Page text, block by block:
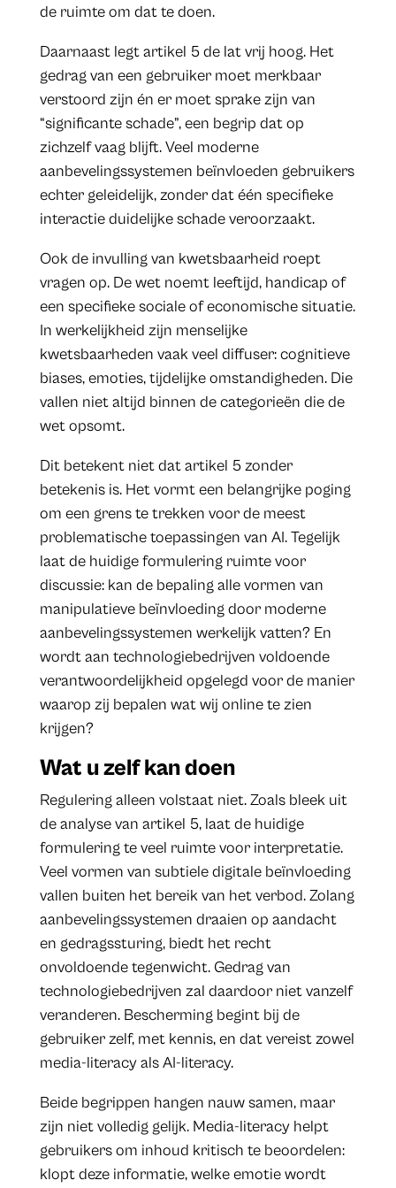
de ruimte om dat te doen.
Daarnaast legt artikel 5 de lat vrij hoog. Het
gedrag van een gebruiker moet merkbaar
verstoord zijn én er moet sprake zijn van
“significante schade”, een begrip dat op
zichzelf vaag blijft. Veel moderne
aanbevelingssystemen beïnvloeden gebruikers
echter geleidelijk, zonder dat één specifieke
interactie duidelijke schade veroorzaakt.
Ook de invulling van kwetsbaarheid roept
vragen op. De wet noemt leeftijd, handicap of
een specifieke sociale of economische situatie.
In werkelijkheid zijn menselijke
kwetsbaarheden vaak veel diffuser: cognitieve
biases, emoties, tijdelijke omstandigheden. Die
vallen niet altijd binnen de categorieën die de
wet opsomt.
Dit betekent niet dat artikel 5 zonder
betekenis is. Het vormt een belangrijke poging
om een grens te trekken voor de meest
problematische toepassingen van AI. Tegelijk
laat de huidige formulering ruimte voor
discussie: kan de bepaling alle vormen van
manipulatieve beïnvloeding door moderne
aanbevelingssystemen werkelijk vatten? En
wordt aan technologiebedrijven voldoende
verantwoordelijkheid opgelegd voor de manier
waarop zij bepalen wat wij online te zien
krijgen?
Wat u zelf kan doen
Regulering alleen volstaat niet. Zoals bleek uit
de analyse van artikel 5, laat de huidige
formulering te veel ruimte voor interpretatie.
Veel vormen van subtiele digitale beïnvloeding
vallen buiten het bereik van het verbod. Zolang
aanbevelingssystemen draaien op aandacht
en gedragssturing, biedt het recht
onvoldoende tegenwicht. Gedrag van
technologiebedrijven zal daardoor niet vanzelf
veranderen. Bescherming begint bij de
gebruiker zelf, met kennis, en dat vereist zowel
media-literacy als AI-literacy.
Beide begrippen hangen nauw samen, maar
zijn niet volledig gelijk. Media-literacy helpt
gebruikers om inhoud kritisch te beoordelen:
klopt deze informatie, welke emotie wordt